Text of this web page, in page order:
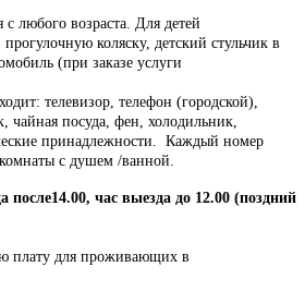
любого возраста. Для детей
коляску, детский стульчик в
(при заказе услуги
телевизор, телефон (городской),
чайная посуда, фен, холодильник,
принадлежности. Каждый номер
с душем /ванной.
после14.00, час выезда до 12.00 (поздний
плату для проживающих в